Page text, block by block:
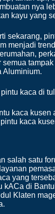
nya
kayu yang
sekarang,
menjadi
Aluminium.
kaca di
kaca kusen
kaca
salah satu
yang
kACa di
Klaten